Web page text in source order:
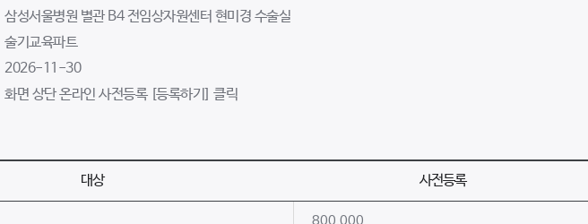
삼성서울병원 별관 B4 전임상자원센터 현미경 수술실
술기교육파트
2026-11-30
화면 상단 온라인 사전등록 [등록하기] 클릭
대상 사전등록
800,000